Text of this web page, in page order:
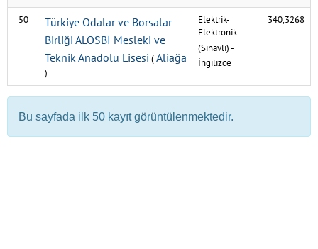
50
Türkiye Odalar ve Borsalar
Birliği ALOSBİ Mesleki ve
Teknik Anadolu Lisesi (Aliağa
)
Elektrik-
Elektronik
(Sınavlı)-
İngilizce
340,3268
Bu sayfada ilk 50 kayıt görüntülenmektedir.